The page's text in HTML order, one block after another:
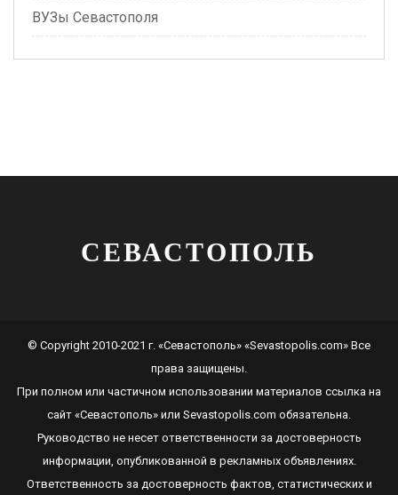
ВУЗы Севастополя
СЕВАСТОПОЛЬ
© Copyright 2010-2021 г. «Севастополь» «Sevastopolis.com» Все
права защищены.
При полном или частичном использовании материалов ссылка на
сайт «Севастополь» или Sevastopolis.com обязательна.
Руководство не несет ответственности за достоверность
информации, опубликованной в рекламных объявлениях.
Ответственность за достоверность фактов, статистических и